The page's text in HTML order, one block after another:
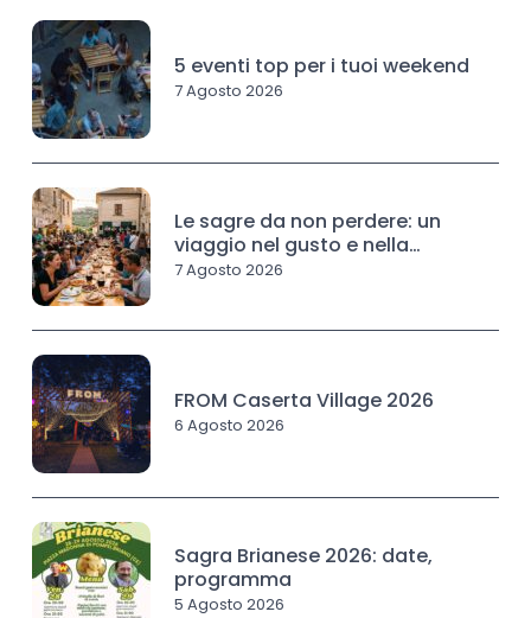
5 eventi top per i tuoi weekend
7 Agosto 2026
Le sagre da non perdere: un
viaggio nel gusto e nella
tradizione
7 Agosto 2026
FROM Caserta Village 2026
6 Agosto 2026
Sagra Brianese 2026: date,
programma
5 Agosto 2026